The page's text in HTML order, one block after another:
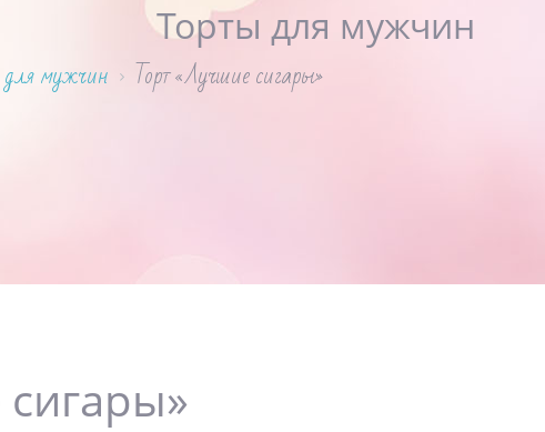
Торты для мужчин
мужчин Торт «Лучшие сигары»